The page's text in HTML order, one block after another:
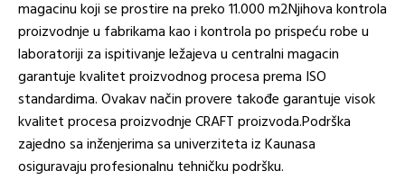
magacinu koji se prostire na preko 11.000 m2Njihova kontrola
proizvodnje u fabrikama kao i kontrola po prispeću robe u
laboratoriji za ispitivanje ležajeva u centralni magacin
garantuje kvalitet proizvodnog procesa prema ISO
standardima. Ovakav način provere takođe garantuje visok
kvalitet procesa proizvodnje CRAFT proizvoda.Podrška
zajedno sa inženjerima sa univerziteta iz Kaunasa
osiguravaju profesionalnu tehničku podršku.